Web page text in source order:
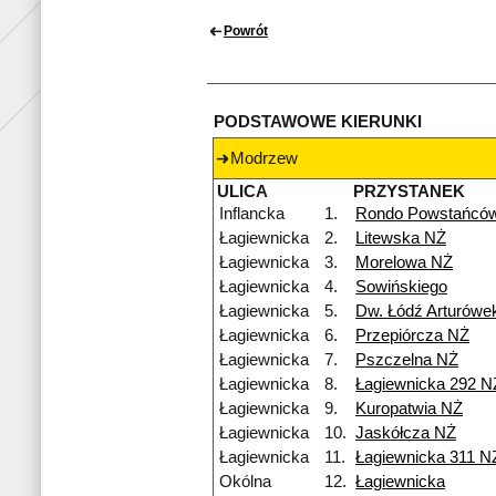
Powrót
PODSTAWOWE KIERUNKI
Modrzew
ULICA
PRZYSTANEK
Inflancka
1.
Rondo
Łagiewnicka
2.
Litewska NŻ
Łagiewnicka
3.
Morelowa NŻ
Łagiewnicka
4.
Sowińskiego
Łagiewnicka
5.
Dw. Łódź
Łagiewnicka
6.
Przepiórcza NŻ
Łagiewnicka
7.
Pszczelna NŻ
Łagiewnicka
8.
Łagiewnicka 292
Łagiewnicka
9.
Kuropatwia NŻ
Łagiewnicka
10. Jaskółcza NŻ
Łagiewnicka
11.
Łagiewnicka 311
Okólna
12. Łagiewnicka